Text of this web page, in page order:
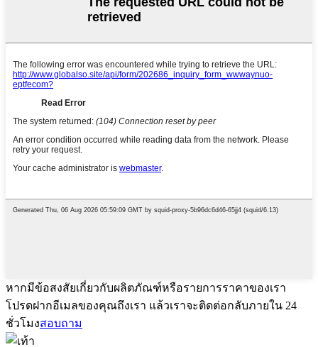
หากมีข้อสงสัยเกี่ยวกับผลิตภัณฑ์หรือรายการราคาของเรา
โปรดฝากอีเมลของคุณถึงเรา แล้วเราจะติดต่อกลับภายใน 24
ชั่วโมงสอบถาม